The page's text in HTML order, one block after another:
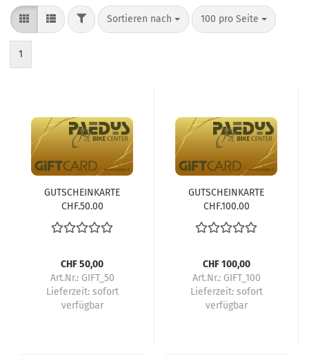
FILTERSortieren nach
Sortieren nach 100 pro Seite
pro Seite
1
GUTSCHEINKARTE
CHF.50.00
CHF 50,00
Art.Nr.: GIFT_50
Lieferzeit: sofort
verfügbar
GUTSCHEINKARTE
CHF.100.00
CHF 100,00
Art.Nr.: GIFT_100
Lieferzeit: sofort
verfügbar